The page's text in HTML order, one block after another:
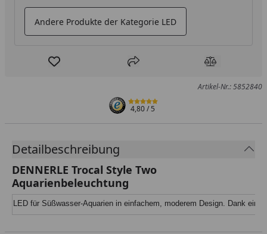
Andere Produkte der Kategorie LED
Produkt zur Wunschliste hinzufügen
Teilen Produkt
Artikel-Nr.: 5852840
4,80/ 5
Detailbeschreibung
DENNERLE Trocal Style Two
Aquarienbeleuchtung
LED für Süßwasser-Aquarien in einfachem, moderem Design. Dank